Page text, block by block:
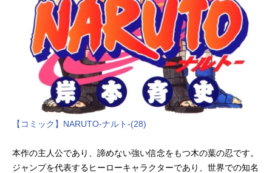
【コミック】NARUTO-ナルト-(28)
本作の主人公であり、諦めない強い信念をもつ木の葉の忍です。
ジャンプを代表するヒーローキャラクターであり、世界での知名